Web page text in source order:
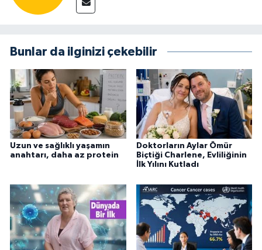
Bunlar da ilginizi çekebilir
Uzun ve sağlıklı yaşamın
anahtarı, daha az protein
Doktorların Aylar Ömür
Biçtiği Charlene, Evliliğinin
İlk Yılını Kutladı